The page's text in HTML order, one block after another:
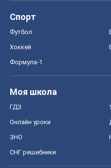
Спорт
Футбол
Хоккей
Формула-1
Моя школа
ГДЗ
Онлайн уроки
ЗНО
СНГ решебники